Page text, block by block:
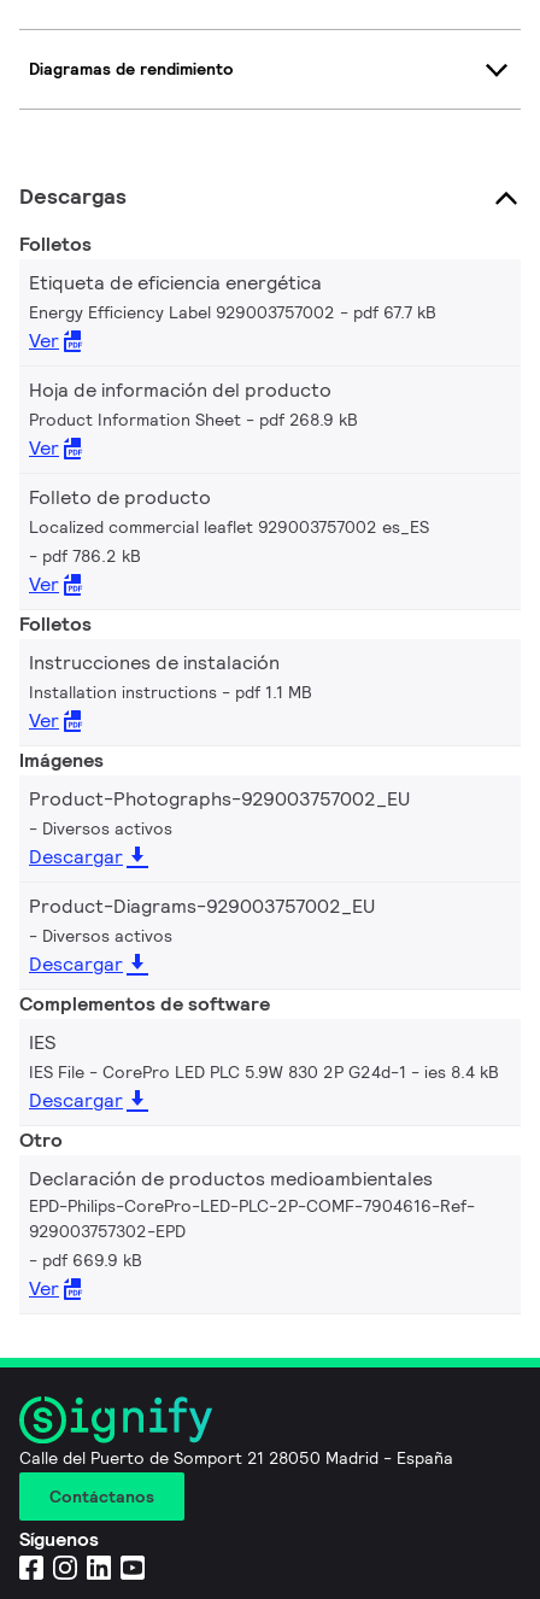
Diagramas de rendimiento
Descargas
Folletos
Etiqueta de eficiencia energética
Energy Efficiency Label 929003757002 pdf 67.7 kB
Ver
Hoja de información del producto
Product Information Sheet pdf 268.9 kB
Ver
Folleto de producto
Localized commercial leaflet 929003757002 es_ES
pdf 786.2 kB
Ver
Folletos
Instrucciones de instalación
Installation instructions pdf 1.1 MB
Ver
Imágenes
Product-Photographs-929003757002_EU
Diversos activos
Descargar
Product-Diagrams-929003757002_EU
Diversos activos
Descargar
Complementos de software
IES
IES File - CorePro LED PLC 5.9W 830 2P G24d-1 ies 8.4 kB
Descargar
Otro
Declaración de productos medioambientales
EPD-Philips-CorePro-LED-PLC-2P-COMF-7904616-Ref-
929003757302-EPD
pdf 669.9 kB
Ver
Calle del Puerto de Somport 21 28050 Madrid - España
Contáctanos
Síguenos